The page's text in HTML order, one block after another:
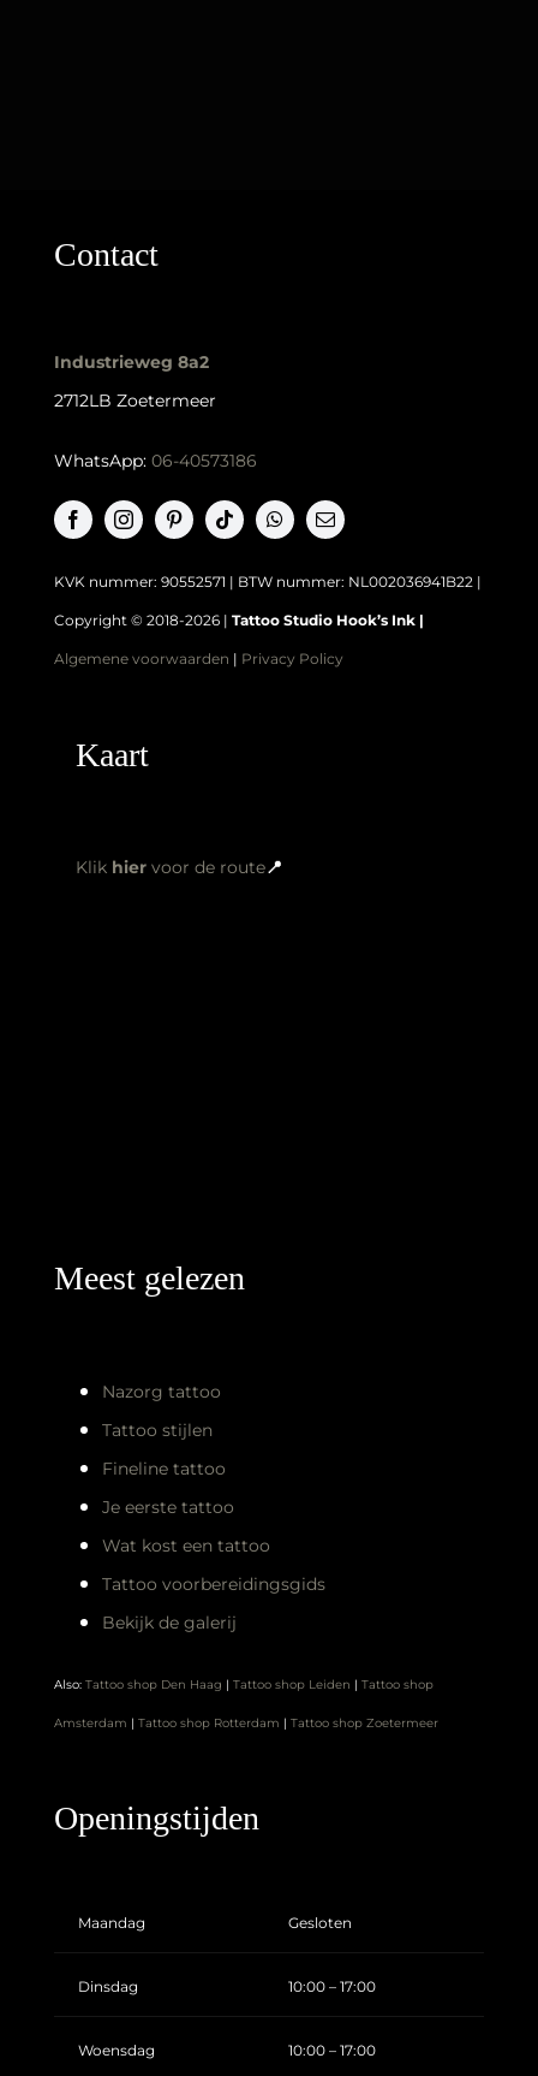
Contact
Industrieweg 8a2
2712LB Zoetermeer
WhatsApp: 06-40573186
KVK nummer: 90552571 | BTW nummer: NL002036941B22 |
Copyright © 2018-2026 | Tattoo Studio Hook’s Ink |
Algemene voorwaarden | Privacy Policy
Kaart
Klik hiervoor de route📍
Meest gelezen
Nazorg tattoo
Tattoo stijlen
Fineline tattoo
Je eerste tattoo
Wat kost een tattoo
Tattoo voorbereidingsgids
Bekijk de galerij
Also: Tattoo shop Den Haag | Tattoo shop Leiden | Tattoo shop
Amsterdam | Tattoo shop Rotterdam | Tattoo shop Zoetermeer
Openingstijden
Maandag Gesloten
Dinsdag 10:00 – 17:00
Woensdag 10:00 – 17:00